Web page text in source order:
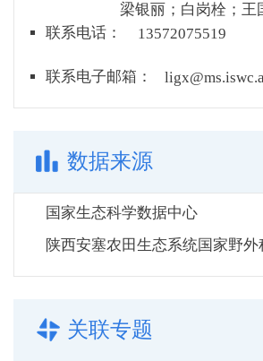
梁银丽；白岗栓；王
王继军；许明祥；吴
联系电话 ： 13572075519
联系电子邮箱 ：
数据来源
国家生态科学数据中心
关联专题